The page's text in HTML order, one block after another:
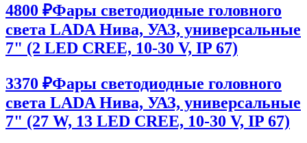
4800 ₽Фары светодиодные головного
света LADA Нива, УАЗ, универсальные
7" (2 LED CREE, 10-30 V, IP 67)
3370 ₽Фары светодиодные головного
света LADA Нива, УАЗ, универсальные
7" (27 W, 13 LED CREE, 10-30 V, IP 67)